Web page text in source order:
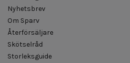
Nyhetsbrev
Om Sparv
Återförsäljare
Skötselråd
Storleksguide